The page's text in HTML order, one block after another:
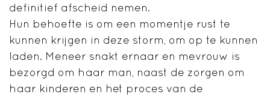
definitief afscheid nemen.
Hun behoefte is om een momentje rust te
kunnen krijgen in deze storm, om op te kunnen
laden. Meneer snakt ernaar en mevrouw is
bezorgd om haar man, naast de zorgen om
haar kinderen en het proces van de